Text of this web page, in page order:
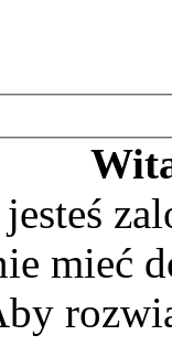
mieć